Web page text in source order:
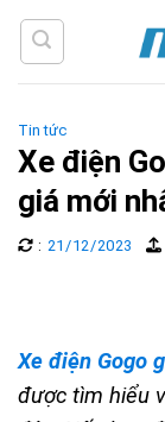
Skip
content
Tin tức
Xe điện
giá mới
: 21/12/2023
Xe điện Gogo
được tìm hiểu